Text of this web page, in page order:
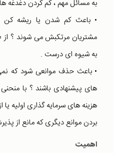
به مسائل مهم ، کم کردن دغدغه
• باعث کم شدن یا ریشه کن
مشتریان مرتکبش می شوند ؟ از
به شیوه ای درست .
• باعث حذف موانعی شود که
های پیشنهادی باشند ؟ با
هزینه های سرمایه گذاری اولیه یا
بردن موانع دیگری که مانع از
اهمیت